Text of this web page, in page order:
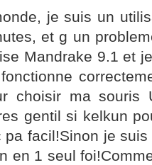
je suis un
et g un
Mandrake 9.1 et
choisir ma souris
gentil si kelkun
facil!Sinon je
en 1 seul